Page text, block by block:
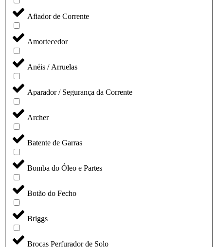
Afiador de Corrente
Amortecedor
Anéis / Arruelas
Aparador / Segurança da Corrente
Archer
Batente de Garras
Bomba do Óleo e Partes
Botão do Fecho
Briggs
Brocas Perfurador de Solo